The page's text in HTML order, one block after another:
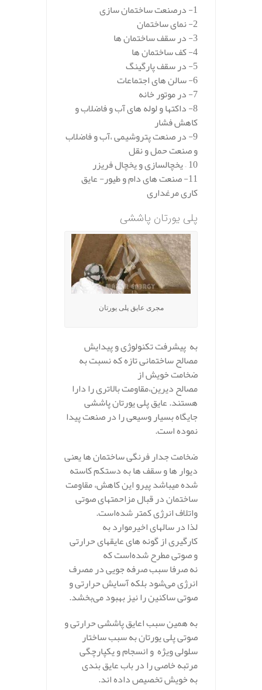
1- درصنعت ساختمان سازی
2- نمای ساختمان
3- در سقف ساختمان ها
4- کف ساختمان ها
5- در سقف پارگینگ
6- سالن های اجتماعات
7- در موتور خانه
8- داکتها و لوله های آب و فاضلاب و
کاهش فشار
9- در صنعت پتروشیمی ،آب و فاضلاب
و صنعت حمل و نقل
10 – یخچالسازی و یخچال فریزر
11- صنعت های دام و طیور- عایق
کاری مرغداری
پلی یورتان پاششی
مجری عایق پلی یورتان
به پیشرفت تکنولوژی و پیدایش
مصالح ساختمانی تازه که نسبت به
ضخامت خویش از
مصالح دیرین،مقاومت بالاتری را دارا
‌هستند. عایق پلی یورتان پاششی
جایگاه بسیار وسیعی را در صنعت پیدا
نموده است.
ضخامت جدار فرنگی ساختمان ها یعنی
دیوار ها و سقف ها به دستکم کاسته
شده میباشد پیرو این کاهش، مقاومت
ساختمان در قبال مزاحمتهای صوتی
واتلاف انرژی کمتر شده‌است.
لذا در سالهای اخیرموارد به
کارگیری از گونه های عایقهای حرارتی
و صوتی مطرح شد‌ه‌است که
نه صرفا سبب صرفه جویی در مصرف
انرژی می‌شود بلکه آسایش حرارتی و
صوتی ساکنین را نیز بهبود می‌بخشد.
به همین سبب اعایق پاششی حرارتی و
صوتی پلی یورتان به سبب ساختار
سلولی ویژه و انسجام و یکپارچگی
مرتبه خاصی را در باب عایق بندی
به خویش تخصیص داده اند.